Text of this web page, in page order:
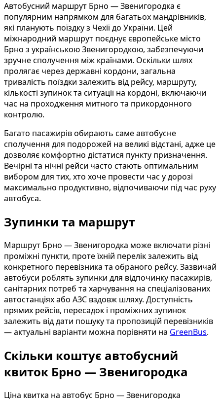
Автобусний маршрут Брно — Звенигородка є
популярним напрямком для багатьох мандрівників,
які планують поїздку з Чехії до України. Цей
міжнародний маршрут поєднує європейське місто
Брно з українською Звенигородкою, забезпечуючи
зручне сполучення між країнами. Оскільки шлях
пролягає через державні кордони, загальна
тривалість поїздки залежить від рейсу, маршруту,
кількості зупинок та ситуації на кордоні, включаючи
час на проходження митного та прикордонного
контролю.
Багато пасажирів обирають саме автобусне
сполучення для подорожей на великі відстані, адже це
дозволяє комфортно дістатися пункту призначення.
Вечірні та нічні рейси часто стають оптимальним
вибором для тих, хто хоче провести час у дорозі
максимально продуктивно, відпочиваючи під час руху
автобуса.
Зупинки та маршрут
Маршрут Брно — Звенигородка може включати різні
проміжні пункти, проте їхній перелік залежить від
конкретного перевізника та обраного рейсу. Зазвичай
автобуси роблять зупинки для відпочинку пасажирів,
санітарних потреб та харчування на спеціалізованих
автостанціях або АЗС вздовж шляху. Доступність
прямих рейсів, пересадок і проміжних зупинок
залежить від дати пошуку та пропозицій перевізників
— актуальні варіанти можна порівняти на GreenBus.
Скільки коштує автобусний
квиток Брно — Звенигородка
Ціна квитка на автобус Брно — Звенигородка